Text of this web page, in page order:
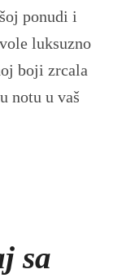
ponudi i
luksuzno
boji zrcala
notu u vaš
sa